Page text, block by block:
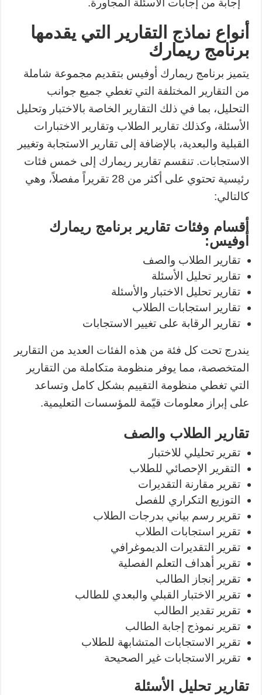
إجابة من إجابات الأسئلة المجاورة.
أنواع نماذج التقارير التي يقدمها
برنامج ريمارك
يتميز برنامج ريمارك أوفيس بتقديم مجموعة شاملة
من التقارير المختلفة التي تغطي جميع جوانب
التحليل، بما في ذلك التقارير الخاصة بالاختبار وتحليل
الأسئلة، وكذلك تقارير الطلاب وتقارير الاختبارات
القبلية والبعدية، بالإضافة إلى تقارير الاستجابة وتغيير
الاستجابات. تنقسم تقارير ريمارك إلى خمس فئات
رئيسية تحتوي على أكثر من 28 تقريراً مفصلاً، وهي
كالتالي:
أقسام وفئات تقارير برنامج ريمارك
أوفيس:
تقارير الطلاب والصف
تقارير تحليل الأسئلة
تقارير تحليل الاختبار والأسئلة
تقارير استجابات الطلاب
تقارير الرقابة على تغيير الاستجابات
يندرج تحت كل فئة من هذه الفئات العديد من التقارير
المتخصصة، مما يوفر منظومة متكاملة من التقارير
التي تغطي منظومة التقييم بشكل كامل وتساعد
على إبراز معلومات قيّمة للمؤسسات التعليمية.
تقارير الطلاب والصف
تقرير تحليلي للاختبار
التقرير الإحصائي للطلاب
تقرير مقارنة التقديرات
التوزيع التكراري للفصل
تقرير رسم بياني بدرجات الطلاب
تقرير استجابات الطلاب
تقرير التقديرات الديموغرافي
تقرير أهداف التعلم الفصلية
تقرير إنجاز الطالب
تقرير الاختبار القبلي والبعدي للطالب
تقرير تقدير الطالب
تقرير نموذج إجابة الطالب
تقرير الاستجابات المتشابهة للطلاب
تقرير الاستجابات غير الصحيحة
تقارير تحليل الأسئلة